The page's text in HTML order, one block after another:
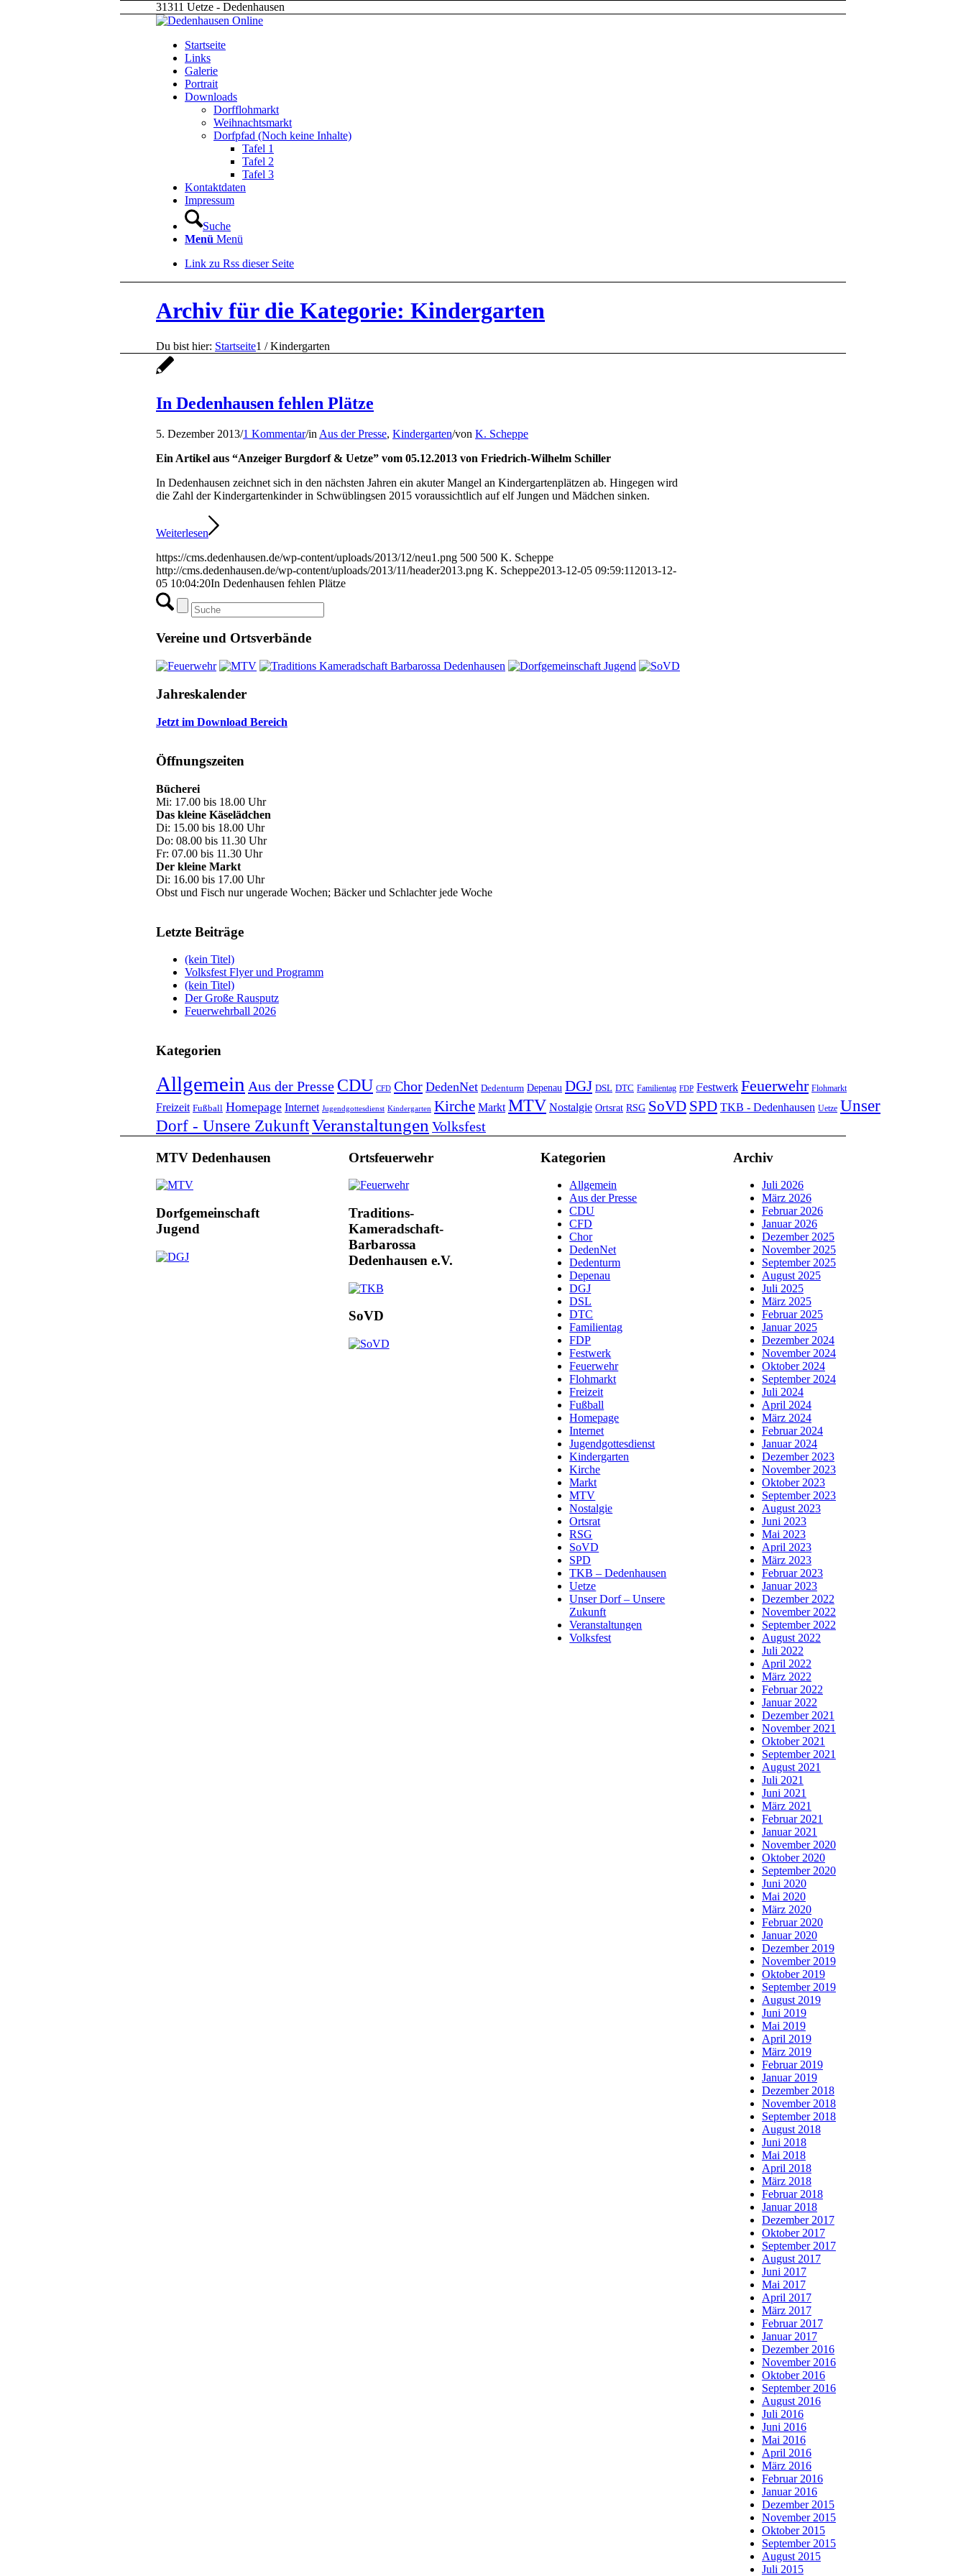
31311 Uetze - Dedenhausen
Startseite
Links
Galerie
Portrait
Downloads
Dorfflohmarkt
Weihnachtsmarkt
Dorfpfad (Noch keine Inhalte)
Tafel 1
Tafel 2
Tafel 3
Kontaktdaten
Impressum
Suche
Menü Menü
Link zu Rss dieser Seite
Archiv für die Kategorie: Kindergarten
Du bist hier: Startseite1 / Kindergarten
In Dedenhausen fehlen Plätze
5. Dezember 2013/1 Kommentar/in Aus der Presse, Kindergarten/von K. Scheppe
Ein Artikel aus “Anzeiger Burgdorf & Uetze” vom 05.12.2013 von Friedrich-Wilhelm Schiller
In Dedenhausen zeichnet sich in den nächsten Jahren ein akuter Mangel an Kindergartenplätzen ab. Hingegen wird
die Zahl der Kindergartenkinder in Schwüblingsen 2015 voraussichtlich auf elf Jungen und Mädchen sinken.
Weiterlesen
https://cms.dedenhausen.de/wp-content/uploads/2013/12/neu1.png 500 500 K. Scheppe
http://cms.dedenhausen.de/wp-content/uploads/2013/11/header2013.png K. Scheppe2013-12-05 09:59:11 2013-12-
05 10:04:20In Dedenhausen fehlen Plätze
Vereine und Ortsverbände
Jahreskalender
Jetzt im Download Bereich
Öffnungszeiten
Bücherei
Mi: 17.00 bis 18.00 Uhr
Das kleine Käselädchen
Di: 15.00 bis 18.00 Uhr
Do: 08.00 bis 11.30 Uhr
Fr: 07.00 bis 11.30 Uhr
Der kleine Markt
Di: 16.00 bis 17.00 Uhr
Obst und Fisch nur ungerade Wochen; Bäcker und Schlachter jede Woche
Letzte Beiträge
(kein Titel)
Volksfest Flyer und Programm
(kein Titel)
Der Große Rausputz
Feuerwehrball 2026
Kategorien
Allgemein Aus der Presse CDU CFD Chor DedenNet Dedenturm Depenau DGJ DSL DTC Familientag FDP Festwerk Feuerwehr Flohmarkt
Freizeit Fußball Homepage Internet Jugendgottesdienst Kindergarten Kirche Markt MTV Nostalgie Ortsrat RSG SoVD SPD TKB - Dedenhausen Uetze Unser
Dorf - Unsere ZukunftVeranstaltungen Volksfest
MTV Dedenhausen
Dorfgemeinschaft
Jugend
Ortsfeuerwehr
Traditions-
Kameradschaft-
Barbarossa
Dedenhausen e.V.
SoVD
Kategorien
Allgemein
Aus der Presse
CDU
CFD
Chor
DedenNet
Dedenturm
Depenau
DGJ
DSL
DTC
Familientag
FDP
Festwerk
Feuerwehr
Flohmarkt
Freizeit
Fußball
Homepage
Internet
Jugendgottesdienst
Kindergarten
Kirche
Markt
MTV
Nostalgie
Ortsrat
RSG
SoVD
SPD
TKB – Dedenhausen
Uetze
Unser Dorf – Unsere
Zukunft
Veranstaltungen
Volksfest
Archiv
Juli 2026
März 2026
Februar 2026
Januar 2026
Dezember 2025
November 2025
September 2025
August 2025
Juli 2025
März 2025
Februar 2025
Januar 2025
Dezember 2024
November 2024
Oktober 2024
September 2024
Juli 2024
April 2024
März 2024
Februar 2024
Januar 2024
Dezember 2023
November 2023
Oktober 2023
September 2023
August 2023
Juni 2023
Mai 2023
April 2023
März 2023
Februar 2023
Januar 2023
Dezember 2022
November 2022
September 2022
August 2022
Juli 2022
April 2022
März 2022
Februar 2022
Januar 2022
Dezember 2021
November 2021
Oktober 2021
September 2021
August 2021
Juli 2021
Juni 2021
März 2021
Februar 2021
Januar 2021
November 2020
Oktober 2020
September 2020
Juni 2020
Mai 2020
März 2020
Februar 2020
Januar 2020
Dezember 2019
November 2019
Oktober 2019
September 2019
August 2019
Juni 2019
Mai 2019
April 2019
März 2019
Februar 2019
Januar 2019
Dezember 2018
November 2018
September 2018
August 2018
Juni 2018
Mai 2018
April 2018
März 2018
Februar 2018
Januar 2018
Dezember 2017
Oktober 2017
September 2017
August 2017
Juni 2017
Mai 2017
April 2017
März 2017
Februar 2017
Januar 2017
Dezember 2016
November 2016
Oktober 2016
September 2016
August 2016
Juli 2016
Juni 2016
Mai 2016
April 2016
März 2016
Februar 2016
Januar 2016
Dezember 2015
November 2015
Oktober 2015
September 2015
August 2015
Juli 2015